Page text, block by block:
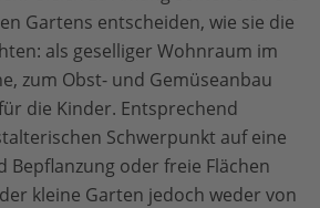
Gartens entscheiden, wie sie die
als geselliger Wohnraum im
zum Obst- und Gemüseanbau
die Kinder. Entsprechend
Schwerpunkt auf eine
Bepflanzung oder freie Flächen
kleine Garten jedoch weder von